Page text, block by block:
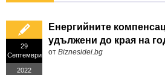
29
Септември
2022
Енергийните
удължени до края на
от Biznesidei.bg